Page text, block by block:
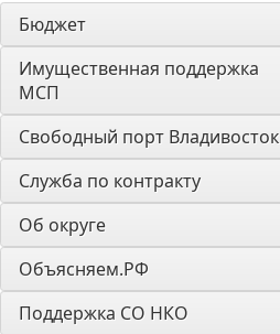
Бюджет
Имущественная поддержка
МСП
Свободный порт Владивосток
Служба по контракту
Об округе
Объясняем.РФ
Поддержка СО НКО